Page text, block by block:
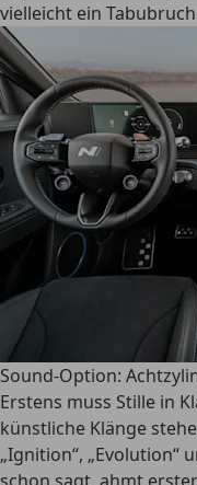
vielleicht ein
Sound-Option:
Erstens muss Stille in
künstliche Klänge
„Ignition“, „Evolution“